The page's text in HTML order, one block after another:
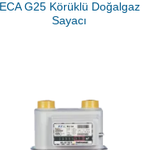
ECA G25 Körüklü Doğalgaz
Sayacı